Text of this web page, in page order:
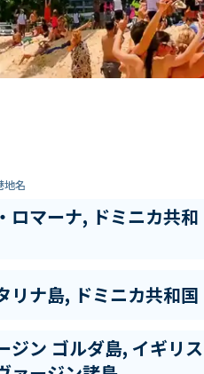
地名
ロマーナ, ドミニカ共和
リナ島, ドミニカ共和国
ジン ゴルダ島, イギリス